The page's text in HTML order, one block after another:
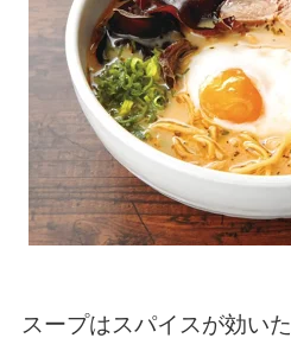
スープはスパイスが効いた